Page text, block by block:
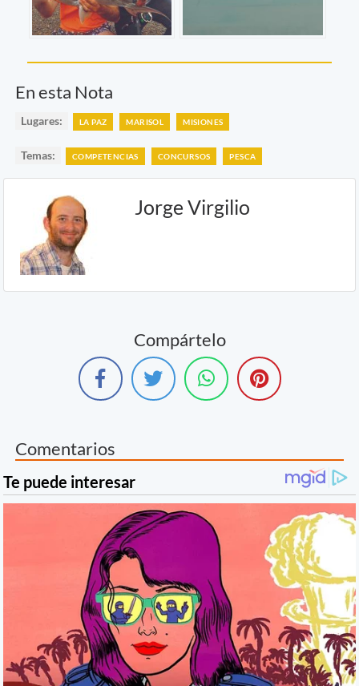
En esta Nota
Lugares: LA PAZ MARISOL MISIONES
Temas: COMPETENCIAS CONCURSOS PESCA
Jorge Virgilio
Compártelo
Comentarios